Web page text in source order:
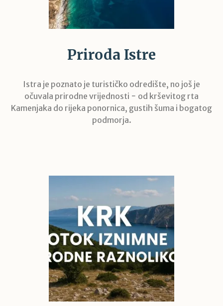
Priroda Istre
Istra je poznato je turističko odredište, no još je
očuvala prirodne vrijednosti − od krševitog rta
Kamenjaka do rijeka ponornica, gustih šuma i bogatog
podmorja.